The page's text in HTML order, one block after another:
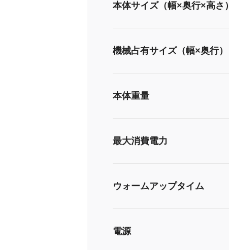
本体サイズ（幅×奥行×高さ）
機械占有サイズ（幅×奥行）
本体重量
最大消費電力
ウォームアップタイム
電源